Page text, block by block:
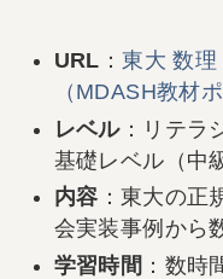
URL ：東大 数理
（MDASH教材
レベル：リテラ
基礎レベル（中
内容 ：東大の正
会実装事例から
学習時間 ：数時